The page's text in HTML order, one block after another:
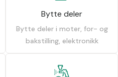
Bytte deler
Bytte deler i moter, for- og
bakstilling, elektronikk